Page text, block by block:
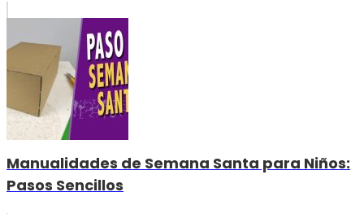
Manualidades de Semana Santa para Niños:
Pasos Sencillos